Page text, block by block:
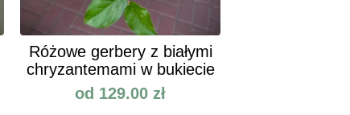
Różowe gerbery z białymi
chryzantemami w bukiecie
od 129.00 zł